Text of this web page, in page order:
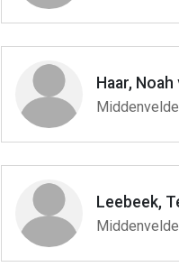
Haar, Noah
Leebeek,